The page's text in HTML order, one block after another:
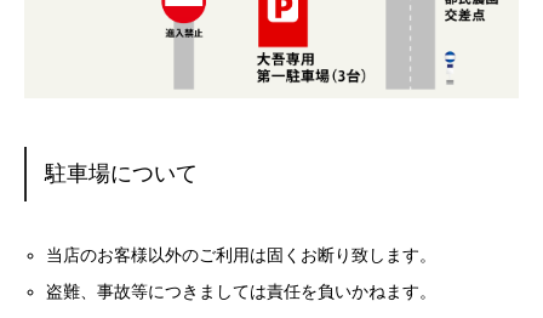
駐車場について
当店のお客様以外のご利用は固くお断り致します。
盗難、事故等につきましては責任を負いかねます。